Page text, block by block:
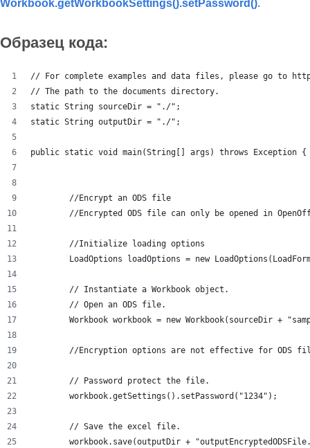
Workbook.getWorkbookSettings().setPassword().
Образец кода:
// For complete examples and data files, please go to
// The path to the documents directory.
static String sourceDir = "./";
static String outputDir = "./";
public static void main(String[] args) throws Exception {
	//Encrypt an ODS file
//Encrypted ODS file can only be opened in
	//Initialize loading options
LoadOptions loadOptions = new
	// Instantiate a Workbook object.
	// Open an ODS file.
Workbook workbook = new Workbook(sourceDir +
//Encryption options are not effective for ODS
	// Password protect the file.
	workbook.getSettings().setPassword("1234");
	// Save the excel file.
workbook.save(outputDir +